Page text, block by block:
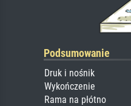
Podsumowanie
Druk i nośnik
Wykończenie
Rama na płótno